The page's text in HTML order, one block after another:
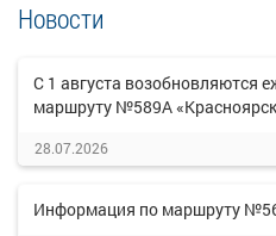
Новости
С 1 августа возобновляются
маршруту №589А
28.07.2026
Информация по маршруту